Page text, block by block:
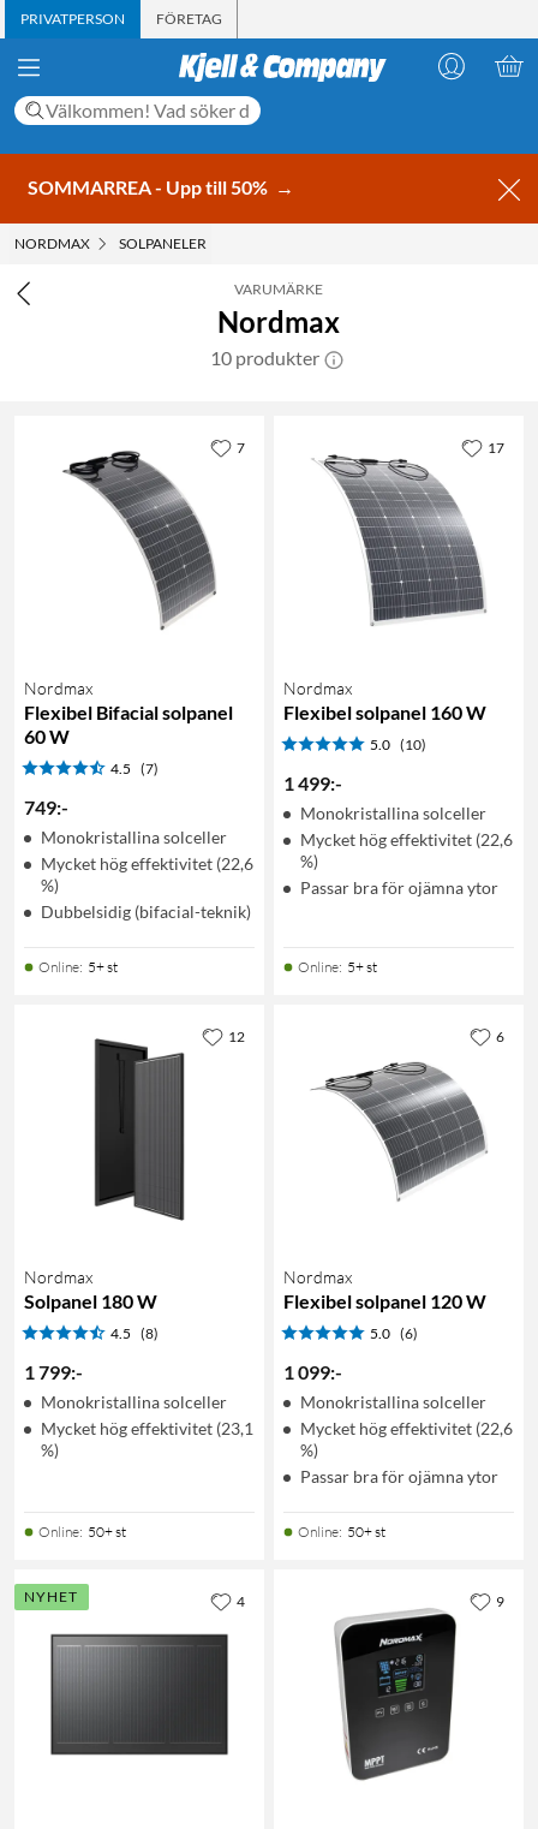
PRIVATPERSON FÖRETAG
SOMMARREA - Upp till 50% →
NORDMAX SOLPANELER
VARUMÄRKE
Nordmax
10 produkter
Nordmax
Flexibel Bifacial solpanel
60 W
4.5 (7)
749:-
Monokristallina solceller
Mycket hög effektivitet (22,6
%)
Dubbelsidig (bifacial-teknik)
Online: 5+ st
7
Nordmax
Flexibel solpanel 160 W
5.0 (10)
1 499:-
Monokristallina solceller
Mycket hög effektivitet (22,6
%)
Passar bra för ojämna ytor
Online: 5+ st
17
Nordmax
Solpanel 180 W
4.5 (8)
1 799:-
Monokristallina solceller
Mycket hög effektivitet (23,1
%)
Online: 50+ st
12
Nordmax
Flexibel solpanel 120 W
5.0 (6)
1 099:-
Monokristallina solceller
Mycket hög effektivitet (22,6
%)
Passar bra för ojämna ytor
Online: 50+ st
6
NYHET 4 9